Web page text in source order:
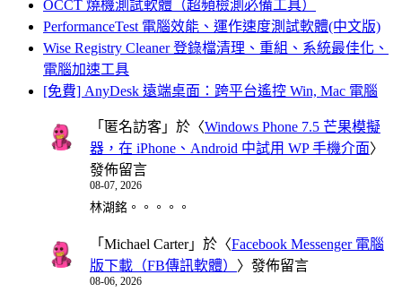
OCCT 燒機測試軟體（超頻檢測必備工具）
PerformanceTest 電腦效能、運作速度測試軟體(中文版)
Wise Registry Cleaner 登錄檔清理、重組、系統最佳化、
電腦加速工具
[免費] AnyDesk 遠端桌面：跨平台遙控 Win, Mac 電腦
「 匿名訪客 」於〈Windows Phone 7.5 芒果模擬
器，在 iPhone、Android 中試用 WP 手機介面〉
發佈留言
08-07, 2026
林湖銘。。。。。
「 Michael Carter」於〈Facebook Messenger 電腦
版下載（FB傳訊軟體） 〉發佈留言
08-06, 2026